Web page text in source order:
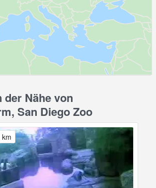
der Nähe von
San Diego Zoo